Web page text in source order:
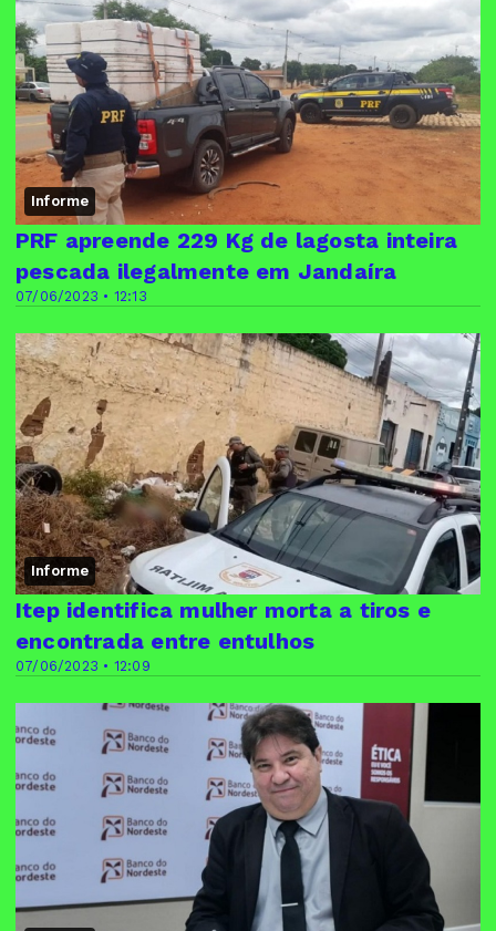
Informe
07/06/2023 • 12:13
PRF apreende 229 Kg de lagosta inteira
pescada ilegalmente em Jandaíra
Informe
07/06/2023 • 12:09
Itep identifica mulher morta a tiros e
encontrada entre entulhos